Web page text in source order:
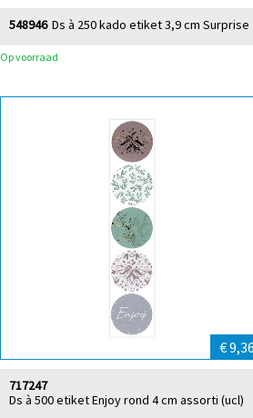
Ds à 250 kado etiket 3,9 cm Surprise
548946
Op voorraad
€ 9,36
Ds à 500 etiket Enjoy rond 4 cm assorti (ucl)
717247